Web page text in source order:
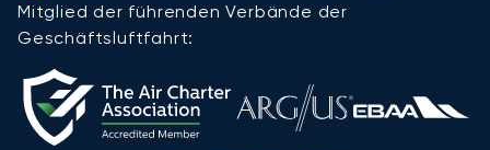
Mitglied der führenden Verbände der
Geschäftsluftfahrt: